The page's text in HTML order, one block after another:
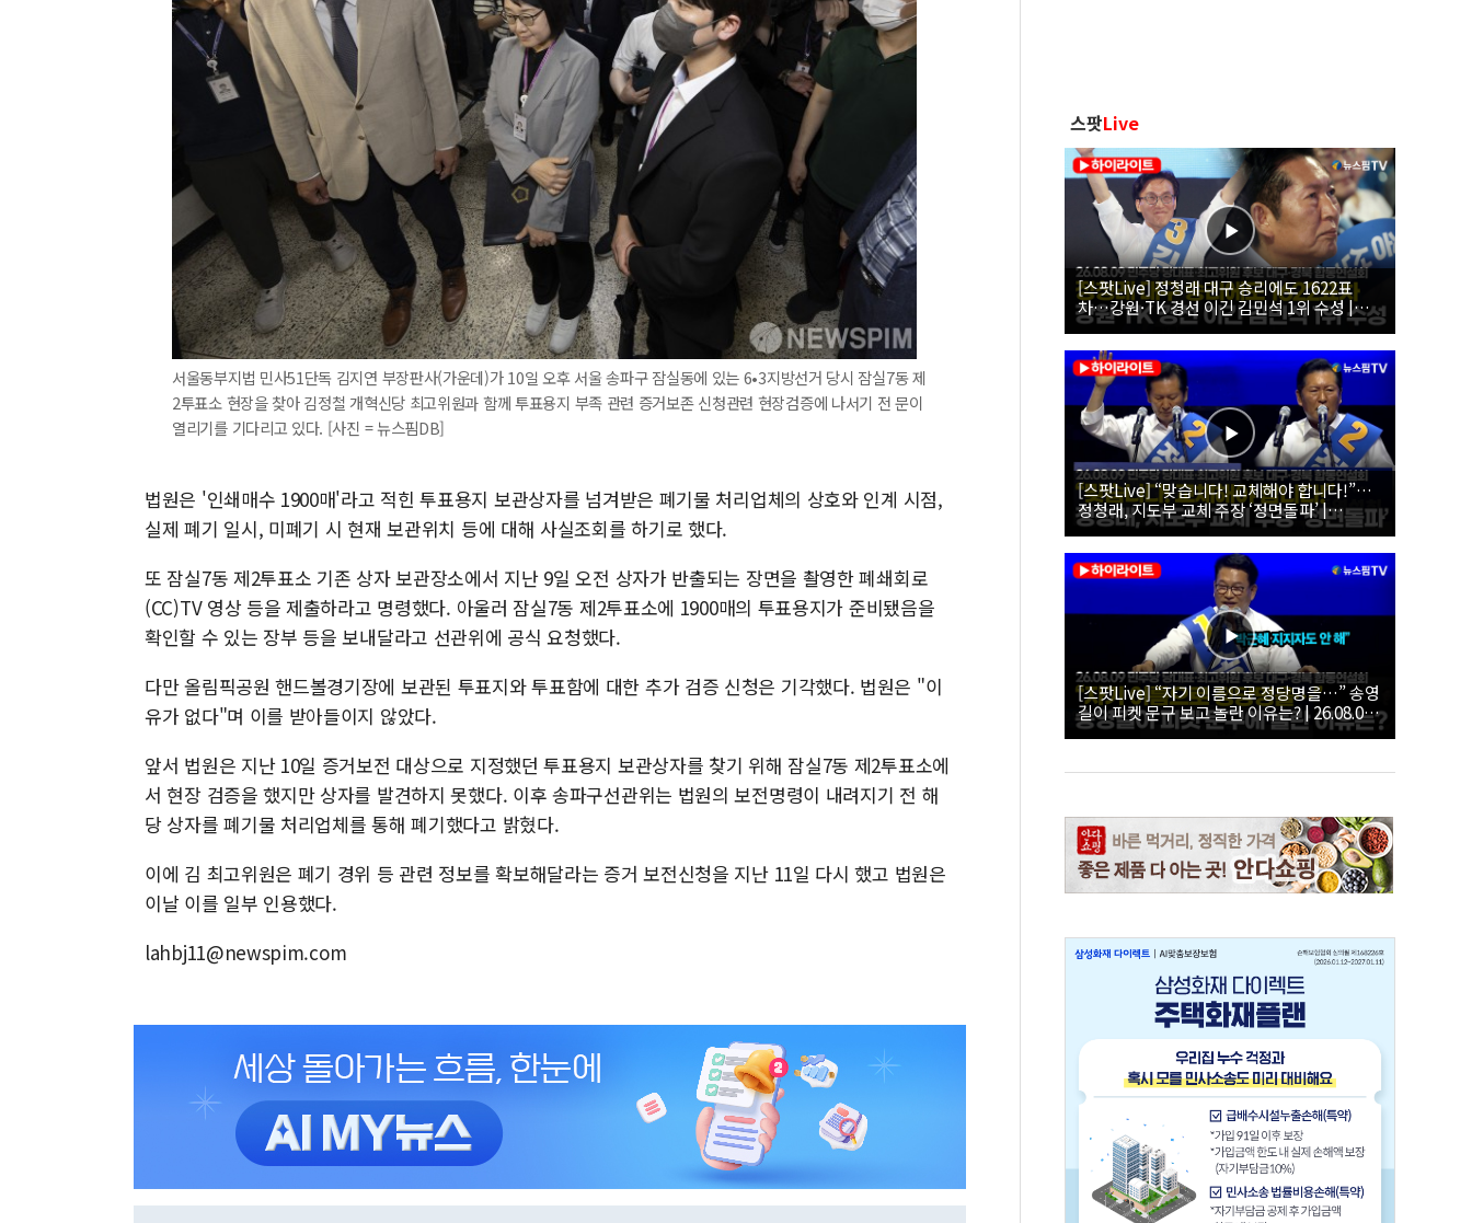
서울동부지법 민사51단독 김지연 부장판사(가운데)가 10일 오후 서울 송파구 잠실동에 있는 6•3지방선거 당시 잠실7동 제
2투표소 현장을 찾아 김정철 개혁신당 최고위원과 함께 투표용지 부족 관련 증거보존 신청관련 현장검증에 나서기 전 문이
열리기를 기다리고 있다. [사진 = 뉴스핌DB]
법원은 '인쇄매수 1900매'라고 적힌 투표용지 보관상자를 넘겨받은 폐기물 처리업체의 상호와 인계 시점,
실제 폐기 일시, 미폐기 시 현재 보관위치 등에 대해 사실조회를 하기로 했다.
또 잠실7동 제2투표소 기존 상자 보관장소에서 지난 9일 오전 상자가 반출되는 장면을 촬영한 폐쇄회로
(CC)TV 영상 등을 제출하라고 명령했다. 아울러 잠실7동 제2투표소에 1900매의 투표용지가 준비됐음을
확인할 수 있는 장부 등을 보내달라고 선관위에 공식 요청했다.
다만 올림픽공원 핸드볼경기장에 보관된 투표지와 투표함에 대한 추가 검증 신청은 기각했다. 법원은 "이
유가 없다"며 이를 받아들이지 않았다.
앞서 법원은 지난 10일 증거보전 대상으로 지정했던 투표용지 보관상자를 찾기 위해 잠실7동 제2투표소에
서 현장 검증을 했지만 상자를 발견하지 못했다. 이후 송파구선관위는 법원의 보전명령이 내려지기 전 해
당 상자를 폐기물 처리업체를 통해 폐기했다고 밝혔다.
이에 김 최고위원은 폐기 경위 등 관련 정보를 확보해달라는 증거 보전신청을 지난 11일 다시 했고 법원은
이날 이를 일부 인용했다.
lahbj11@newspim.com
스팟Live
[스팟Live] 정청래 대구 승리에도 1622표
차…강원·TK 경선 이긴 김민석 1위 수성 |
26.08.09 더불어민주당 당대표·최고위원 후
보 대구·경북 합동연설회
[스팟Live] “맞습니다! 교체해야 합니다!”…
정청래, 지도부 교체 주장 ‘정면돌파’ |
26.08.09 더불어민주당 당대표·최고위원 후
보 대구·경북 합동연설회
[스팟Live] “자기 이름으로 정당명을…” 송영
길이 피켓 문구 보고 놀란 이유는? | 26.08.09
더불어민주당 당대표·최고위원 후보 대구·경